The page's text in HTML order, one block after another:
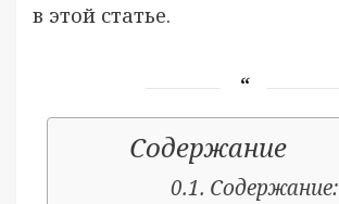
в этой статье.
Содержание
Содержание: